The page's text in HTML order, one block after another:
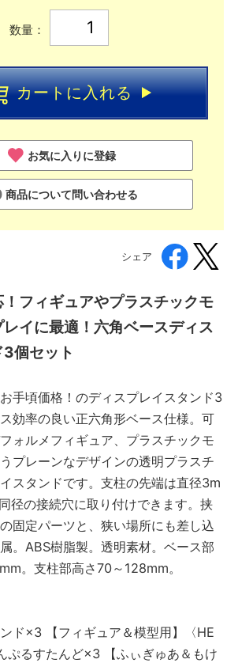
数量：
カートに入れる
お気に入りに登録
商品について問い合わせる
シェア
フィギュアやプラスチックモ
イに最適！六角ベースディス
個セット
手頃価格！のディスプレイスタンド3
効率の良い正六角形ベース仕様。可
ォルメフィギュア、プラスチックモ
プレーンなデザインの透明プラスチ
スタンドです。支柱の先端は直径3m
径の接続穴に取り付けできます。挟
固定パーツと、狭い場所にも差し込
。ABS樹脂製。透明素材。ベース部
。支柱部高さ70～128mm。
ド×3 【フィギュア＆模型用】〈HE
ぷるすたんど×3 【ふぃぎゅあ＆もけ